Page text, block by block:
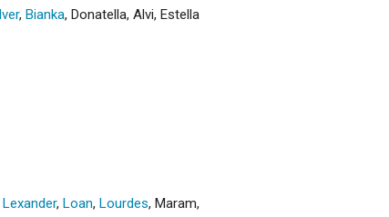
, Bianka, Donatella, Alvi, Estella
Lexander, Loan, Lourdes, Maram,